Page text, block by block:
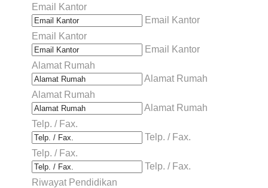
Email Kantor
Email Kantor
Email Kantor
Email Kantor
Alamat Rumah
Alamat Rumah
Alamat Rumah
Alamat Rumah
Telp. / Fax.
Telp. / Fax.
Telp. / Fax.
Telp. / Fax.
Riwayat Pendidikan